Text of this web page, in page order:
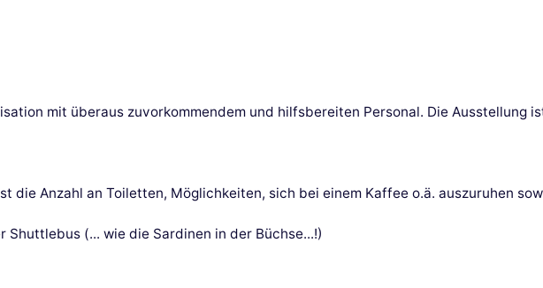
mit überaus zuvorkommendem und hilfsbereiten Personal. Die Ausstellung
die Anzahl an Toiletten, Möglichkeiten, sich bei einem Kaffee o.ä. auszuruhen
Shuttlebus (... wie die Sardinen in der Büchse...!)